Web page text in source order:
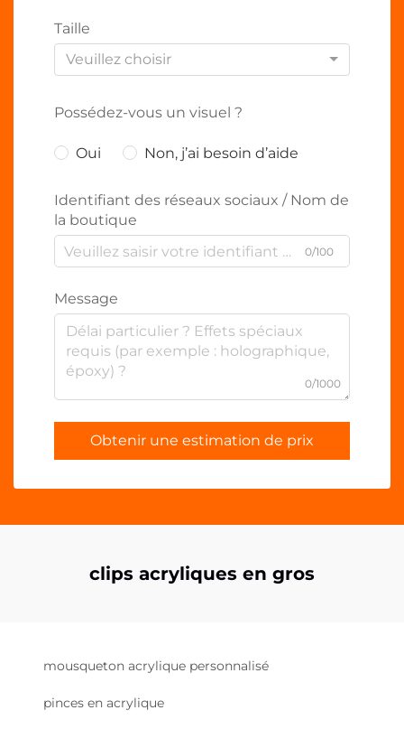
Taille
Veuillez choisir
Possédez-vous un visuel ?
Oui Non, j’ai besoin d’aide
Identifiant des réseaux sociaux / Nom de
la boutique
0/100
Message
0/1000
Obtenir une estimation de prix
clips acryliques en gros
mousqueton acrylique personnalisé
pinces en acrylique